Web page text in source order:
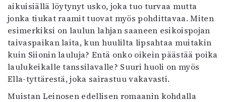
Kaltio ry
aikuisiällä löytynyt usko, joka tuo turvaa mutta
jonka tiukat raamit tuovat myös pohdittavaa. Miten
esimerkiksi on laulun lahjan saaneen esikoispojan
taivaspaikan laita, kun huulilta lipsahtaa muitakin
kuin Siionin lauluja? Entä onko oikein päästää poika
laulukeikalle tanssilavalle? Suuri huoli on myös
Ella-tyttärestä, joka sairastuu vakavasti.
Muistan Leinosen edellisen romaanin kohdalla